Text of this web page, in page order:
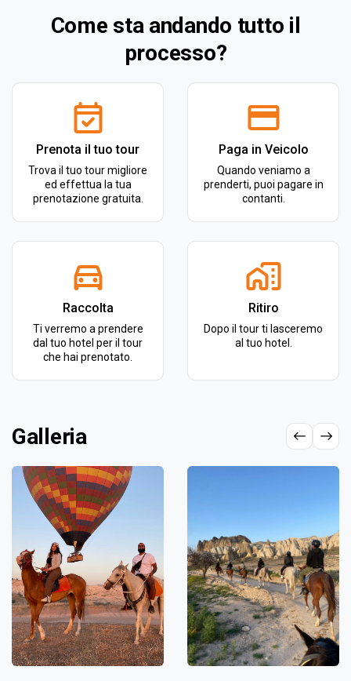
Come sta andando tutto il
processo?
Prenota il tuo tour
Trova il tuo tour migliore
ed effettua la tua
prenotazione gratuita.
Paga in Veicolo
Quando veniamo a
prenderti, puoi pagare in
contanti.
Raccolta
Ti verremo a prendere
dal tuo hotel per il tour
che hai prenotato.
Ritiro
Dopo il tour ti lasceremo
al tuo hotel.
Galleria